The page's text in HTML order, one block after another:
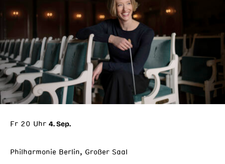
Fr 20 Uhr 4. Sep.
Philharmonie Berlin, Großer Saal